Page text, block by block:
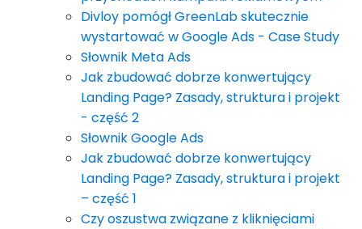
Divloy pomógł GreenLab skutecznie
wystartować w Google Ads - Case Study
Słownik Meta Ads
Jak zbudować dobrze konwertujący
Landing Page? Zasady, struktura i projekt
- część 2
Słownik Google Ads
Jak zbudować dobrze konwertujący
Landing Page? Zasady, struktura i projekt
– część 1
Czy oszustwa związane z kliknięciami